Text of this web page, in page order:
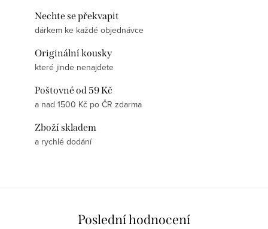
Nechte se překvapit
dárkem ke každé objednávce
Originální kousky
které jinde nenajdete
Poštovné od 59 Kč
a nad 1500 Kč po ČR zdarma
Zboží skladem
a rychlé dodání
Poslední hodnocení